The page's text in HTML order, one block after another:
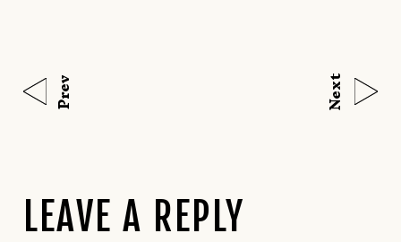
Prev Next
LEAVE A REPLY